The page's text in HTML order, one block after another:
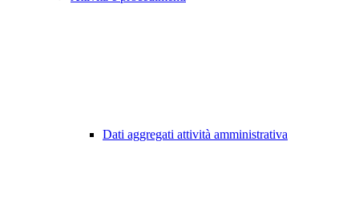
Dati aggregati attività amministrativa